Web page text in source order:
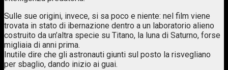
Sulle sue origini, invece, si sa poco e niente: nel film viene
trovata in stato di ibernazione dentro a un laboratorio alieno
costruito da un’altra specie su Titano, la luna di Saturno, forse
migliaia di anni prima.
Inutile dire che gli astronauti giunti sul posto la risvegliano
per sbaglio, dando inizio ai guai.